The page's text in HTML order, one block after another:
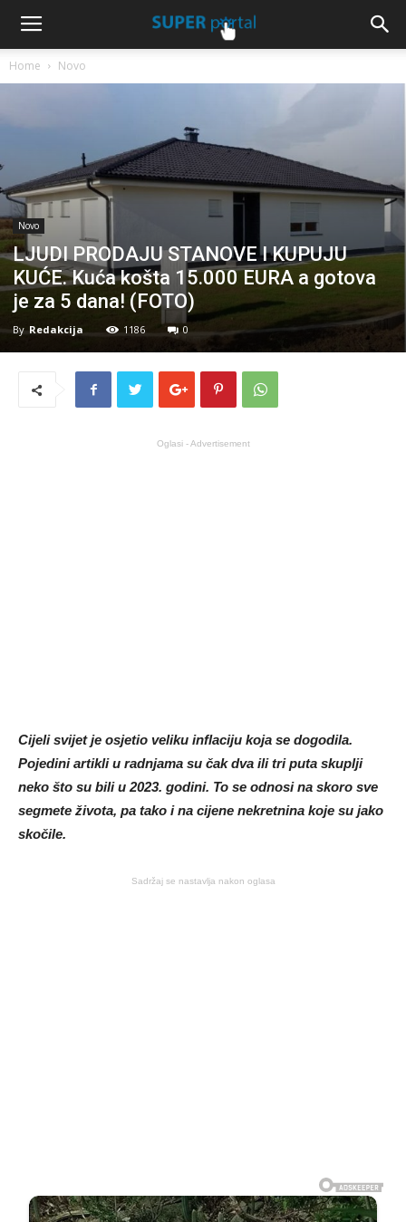
Home Novo
Novo
LJUDI PRODAJU STANOVE I KUPUJU
KUĆE. Kuća košta 15.000 EURA a gotova
je za 5 dana! (FOTO)
By Redakcija 1186 0
Oglasi - Advertisement
Cijeli svijet je osjetio veliku inflaciju koja se dogodila.
Pojedini artikli u radnjama su čak dva ili tri puta skuplji
neko što su bili u 2023. godini. To se odnosi na skoro sve
segmete života, pa tako i na cijene nekretnina koje su jako
skočile.
Sadržaj se nastavlja nakon oglasa